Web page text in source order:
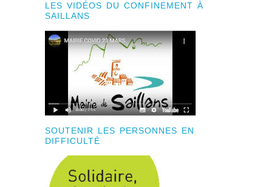
LES VIDÉOS DU CONFINEMENT À
SAILLANS
SOUTENIR LES PERSONNES EN
DIFFICULTÉ